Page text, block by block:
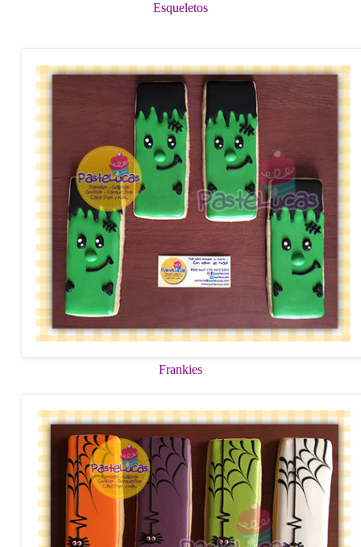
Esqueletos
Frankies